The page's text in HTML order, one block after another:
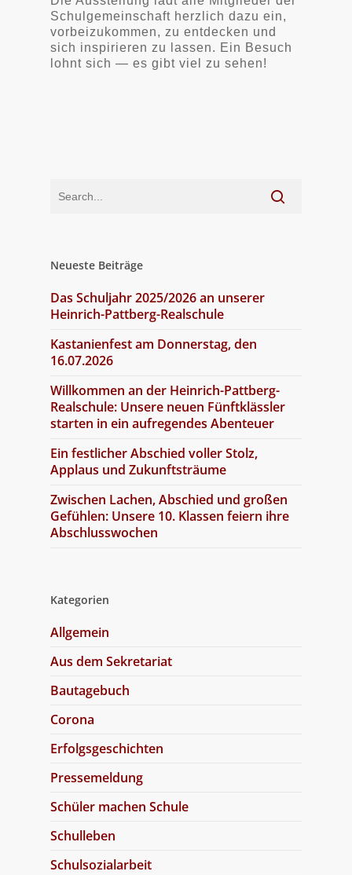
Schulgemeinschaft herzlich dazu ein,
vorbeizukommen, zu entdecken und
sich inspirieren zu lassen. Ein Besuch
lohnt sich — es gibt viel zu sehen!
Neueste Beiträge
Das Schuljahr 2025/2026 an unserer
Heinrich-Pattberg-Realschule
Kastanienfest am Donnerstag, den
16.07.2026
Willkommen an der Heinrich-Pattberg-
Realschule: Unsere neuen Fünftklässler
starten in ein aufregendes Abenteuer
Ein festlicher Abschied voller Stolz,
Applaus und Zukunftsträume
Zwischen Lachen, Abschied und großen
Gefühlen: Unsere 10. Klassen feiern ihre
Abschlusswochen
Kategorien
Allgemein
Aus dem Sekretariat
Bautagebuch
Corona
Erfolgsgeschichten
Pressemeldung
Schüler machen Schule
Schulleben
Schulsozialarbeit